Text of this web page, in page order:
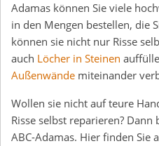
Adamas können Sie viele
in den Mengen bestellen, die
können sie nicht nur Risse
auch Löcher in Steinen
Außenwände miteinander
Wollen sie nicht auf teure
Risse selbst reparieren?
ABC-Adamas. Hier finden Sie